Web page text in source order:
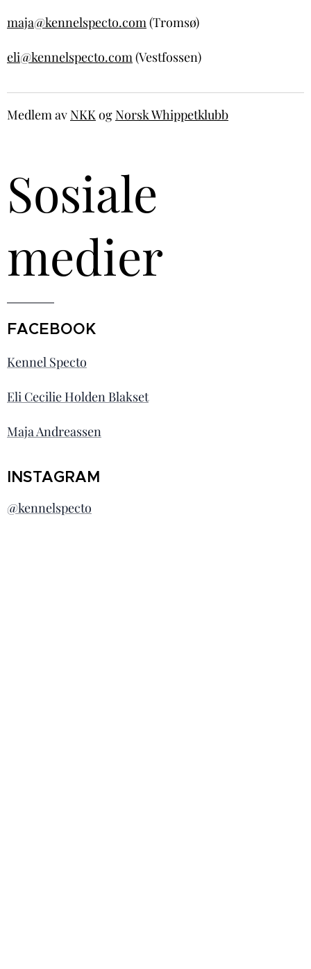
maja@kennelspecto.com(Tromsø)
eli@kennelspecto.com(Vestfossen)
Medlem av NKKog Norsk Whippetklubb
Sosiale
medier
FACEBOOK
Kennel Specto
Eli Cecilie Holden Blakset
Maja Andreassen
INSTAGRAM
@kennelspecto